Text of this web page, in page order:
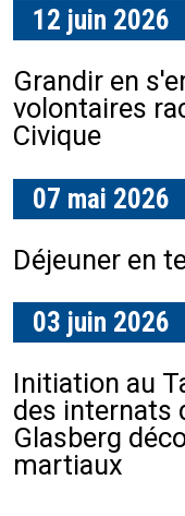
12 juin 2026
Grandir en
volontaires
Civique
07 mai 2026
Déjeuner en
03 juin 2026
Initiation au
des internats
Glasberg
martiaux
17 avril 2026
L'IF COS
01 avril 2026
Création d'un
01 avril 2026
Projet